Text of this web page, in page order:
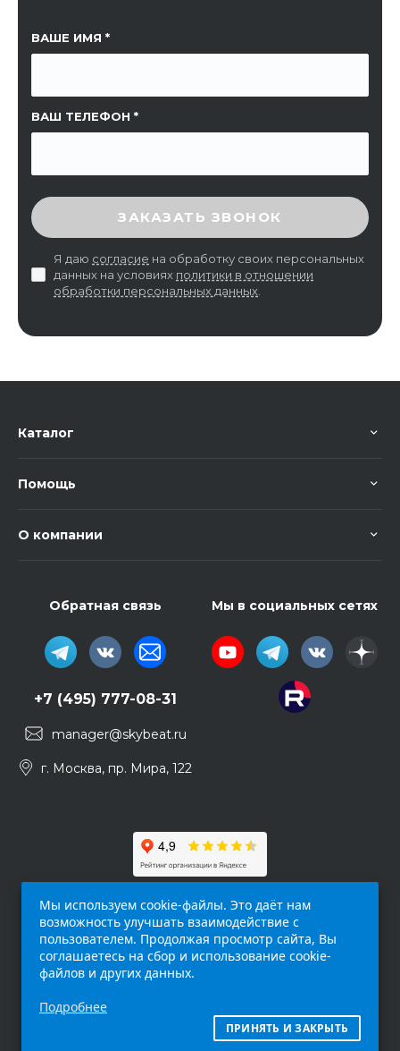
ВАШЕ ИМЯ
ВАШ ТЕЛЕФОН
ССЫЛКА НА СТРАНИЦУ
ВВЕДИТЕ ПРОВЕРОЧНЫЙ КОД
ЗАКАЗАТЬ ЗВОНОК
Я даю согласие на обработку своих персональных
данных на условиях политики в отношении
обработки персональных данных
Каталог
Помощь
О компании
Обратная связь
+7 (495) 777-08-31
manager@skybeat.ru
г. Москва, пр. Мира, 122
Мы в социальных сетях
интернет-сайт (
исключительно информационный характер и
ни при каких условиях не является публичной
Мы используем cookie-файлы. Это даёт нам
возможность улучшать взаимодействие с
пользователем. Продолжая просмотр сайта, Вы
соглашаетесь на сбор и использование cookie-
файлов и других данных.
Подробнее
ПРИНЯТЬ И ЗАКРЫТЬ